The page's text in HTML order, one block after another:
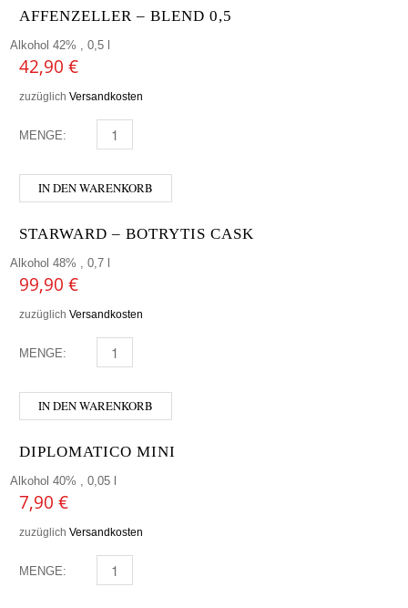
AFFENZELLER – BLEND 0,5
Alkohol 42% , 0,5 l
42,90 €
zuzüglich Versandkosten
MENGE: AFFENZELLER - BLEND 0,5 MENGE
IN DEN WARENKORB
STARWARD – BOTRYTIS CASK
Alkohol 48% , 0,7 l
99,90 €
zuzüglich Versandkosten
MENGE: STARWARD - BOTRYTIS CASK MENGE
IN DEN WARENKORB
DIPLOMATICO MINI
Alkohol 40% , 0,05 l
7,90 €
zuzüglich Versandkosten
MENGE: DIPLOMATICO MINI MENGE